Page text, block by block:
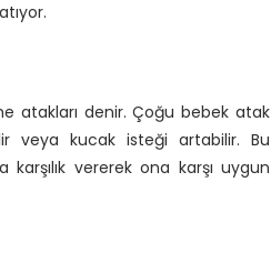
atakları denir. Çoğu bebek atak
veya kucak isteği artabilir. Bu
vererek ona karşı uygun